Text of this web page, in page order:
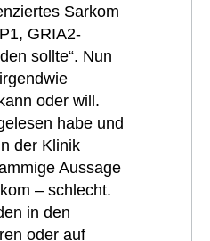
Sarkom
GRIA2-
sollte“. Nun
oder will.
habe und
der Klinik
Aussage
– schlecht.
in den
oder auf